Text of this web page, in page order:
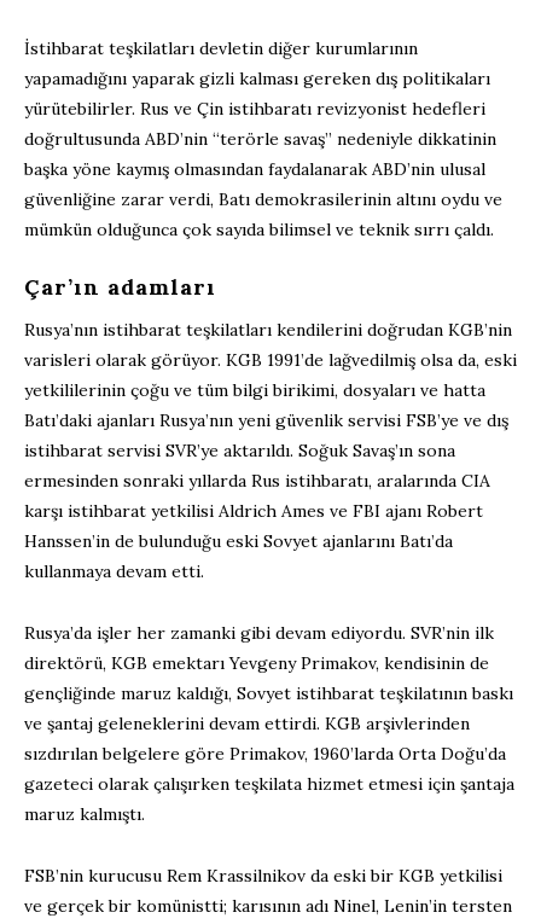
İstihbarat teşkilatları devletin diğer kurumlarının
yapamadığını yaparak gizli kalması gereken dış politikaları
yürütebilirler. Rus ve Çin istihbaratı revizyonist hedefleri
doğrultusunda ABD’nin “terörle savaş” nedeniyle dikkatinin
başka yöne kaymış olmasından faydalanarak ABD’nin ulusal
güvenliğine zarar verdi, Batı demokrasilerinin altını oydu ve
mümkün olduğunca çok sayıda bilimsel ve teknik sırrı çaldı.
Çar’ın adamları
Rusya’nın istihbarat teşkilatları kendilerini doğrudan KGB’nin
varisleri olarak görüyor. KGB 1991’de lağvedilmiş olsa da, eski
yetkililerinin çoğu ve tüm bilgi birikimi, dosyaları ve hatta
Batı’daki ajanları Rusya’nın yeni güvenlik servisi FSB’ye ve dış
istihbarat servisi SVR’ye aktarıldı. Soğuk Savaş’ın sona
ermesinden sonraki yıllarda Rus istihbaratı, aralarında CIA
karşı istihbarat yetkilisi Aldrich Ames ve FBI ajanı Robert
Hanssen’in de bulunduğu eski Sovyet ajanlarını Batı’da
kullanmaya devam etti.
Rusya’da işler her zamanki gibi devam ediyordu. SVR’nin ilk
direktörü, KGB emektarı Yevgeny Primakov, kendisinin de
gençliğinde maruz kaldığı, Sovyet istihbarat teşkilatının baskı
ve şantaj geleneklerini devam ettirdi. KGB arşivlerinden
sızdırılan belgelere göre Primakov, 1960’larda Orta Doğu’da
gazeteci olarak çalışırken teşkilata hizmet etmesi için şantaja
maruz kalmıştı.
FSB’nin kurucusu Rem Krassilnikov da eski bir KGB yetkilisi
ve gerçek bir komünistti; karısının adı Ninel, Lenin’in tersten